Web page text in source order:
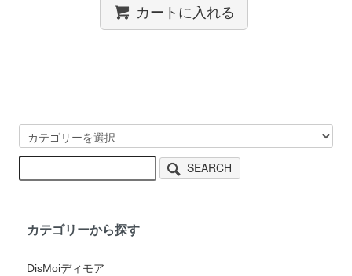
カートに入れる
SEARCH
カテゴリーから探す
DisMoiディモア